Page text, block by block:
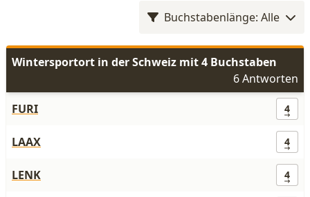
Buchstabenlänge: Alle
Wintersportort in der Schweiz mit 4 Buchstaben
6 Antworten
FURI
4
LAAX 4
LENK 4